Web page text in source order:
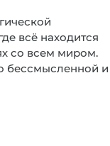
всё находится
со всем миром.
бессмысленной и